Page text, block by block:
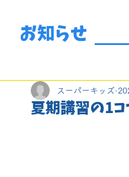
お知らせ
夏期講習の1
スーパーキッズ